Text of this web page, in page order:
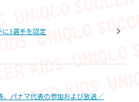
3選手を認定
、パナマ代表の参加および放送／